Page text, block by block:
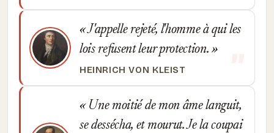
J'appelle rejeté, l'homme à qui les
lois refusent leur protection.
HEINRICH VON KLEIST
Une moitié de mon âme languit,
se dessécha, et mourut. Je la coupai